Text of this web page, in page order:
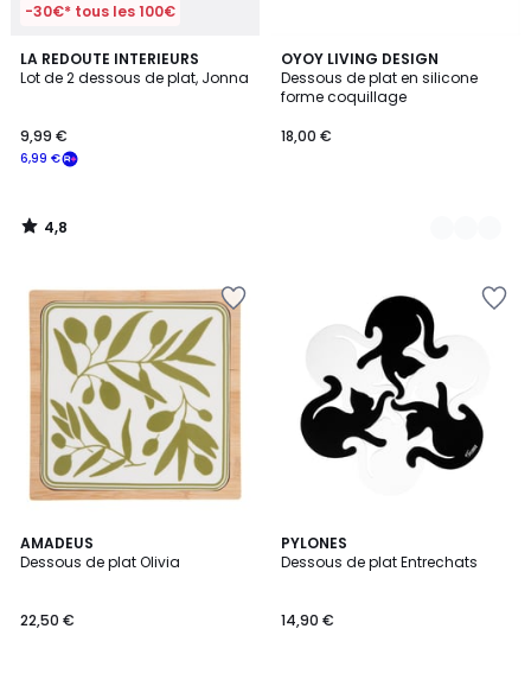
-30€* tous les 100€
LA REDOUTE INTERIEURS
Lot de 2 dessous de plat, Jonna
6,99 €
9,99 €
4,8
/ 5
4,8
/
OYOY LIVING DESIGN
Dessous de plat en silicone
forme coquillage
18,00 €
6
Couleurs
AMADEUS
Dessous de plat Olivia
22,50 €
PYLONES
Dessous de plat Entrechats
14,90 €
4
/